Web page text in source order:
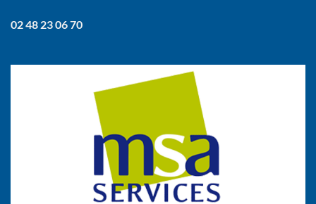
02 48 23 06 70